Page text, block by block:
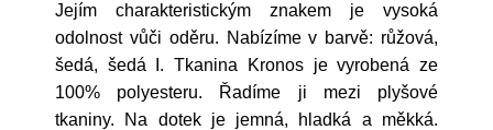
Jejím charakteristickým znakem je vysoká
odolnost vůči oděru. Nabízíme v barvě: růžová,
šedá, šedá I. Tkanina Kronos je vyrobená ze
100% polyesteru. Řadíme ji mezi plyšové
tkaniny. Na dotek je jemná, hladká a měkká.